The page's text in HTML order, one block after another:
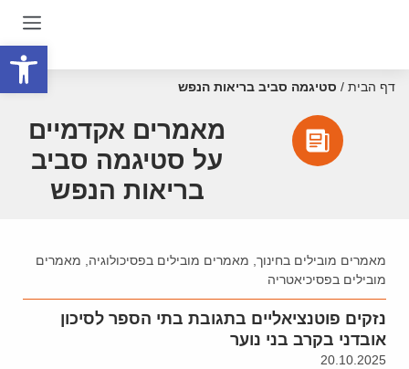
דף הבית / סטיגמה סביב בריאות הנפש
מאמרים אקדמיים
על סטיגמה סביב
בריאות הנפש
מאמרים מובילים בחינוך מאמרים מובילים בפסיכולוגיה
מאמרים
מובילים בפסיכיאטריה
נזקים פוטנציאליים בתגובת בתי הספר לסיכון
אובדני בקרב בני נוער
20.10.2025
פתח